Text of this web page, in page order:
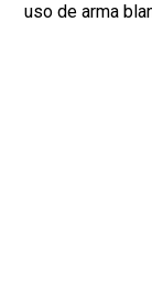
uso de arma